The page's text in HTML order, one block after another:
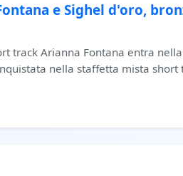
e Sighel d'oro,
track Arianna Fontana entra
nella staffetta mista short